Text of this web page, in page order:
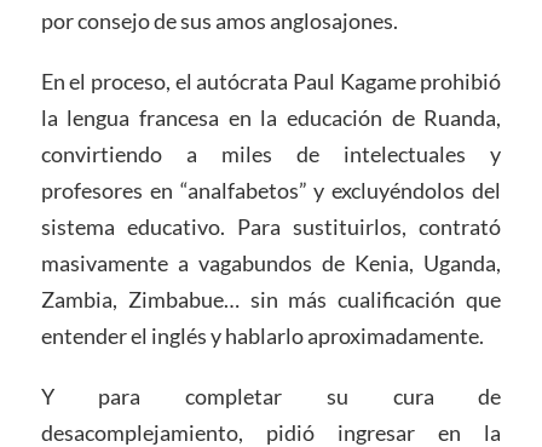
por consejo de sus amos anglosajones.
En el proceso, el autócrata Paul Kagame prohibió
la lengua francesa en la educación de Ruanda,
convirtiendo a miles de intelectuales y
profesores en “analfabetos” y excluyéndolos del
sistema educativo. Para sustituirlos, contrató
masivamente a vagabundos de Kenia, Uganda,
Zambia, Zimbabue… sin más cualificación que
entender el inglés y hablarlo aproximadamente.
Y para completar su cura de
desacomplejamiento, pidió ingresar en la